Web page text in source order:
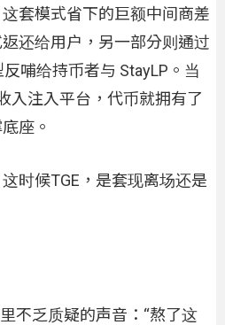
套模式省下的巨额中间商差
还给用户，另一部分则通过
哺给持币者与 StayLP。当
入注入平台，代币就拥有了
座。
时候TGE，是套现离场还是
不乏质疑的声音：“熬了这